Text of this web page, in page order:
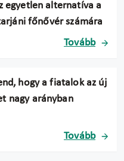
egyetlen alternatíva a
főnővér számára
Tovább
hogy a fiatalok az új
nagy arányban
Tovább